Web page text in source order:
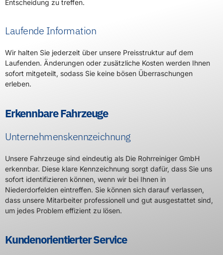
Entscheidung zu treffen.
Laufende Information
Wir halten Sie jederzeit über unsere Preisstruktur auf dem
Laufenden. Änderungen oder zusätzliche Kosten werden Ihnen
sofort mitgeteilt, sodass Sie keine bösen Überraschungen
erleben.
Erkennbare Fahrzeuge
Unternehmenskennzeichnung
Unsere Fahrzeuge sind eindeutig als Die Rohrreiniger GmbH
erkennbar. Diese klare Kennzeichnung sorgt dafür, dass Sie uns
sofort identifizieren können, wenn wir bei Ihnen in
Niederdorfelden eintreffen. Sie können sich darauf verlassen,
dass unsere Mitarbeiter professionell und gut ausgestattet sind,
um jedes Problem effizient zu lösen.
Kundenorientierter Service